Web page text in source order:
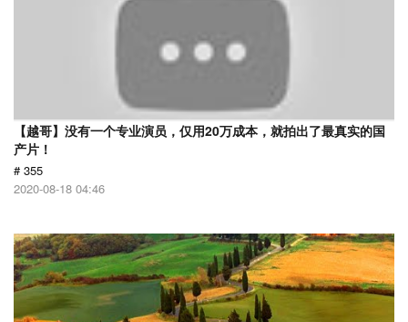
【越哥】没有一个专业演员，仅用20万成本，就拍出了最真实的国
产片！
# 355
2020-08-18 04:46